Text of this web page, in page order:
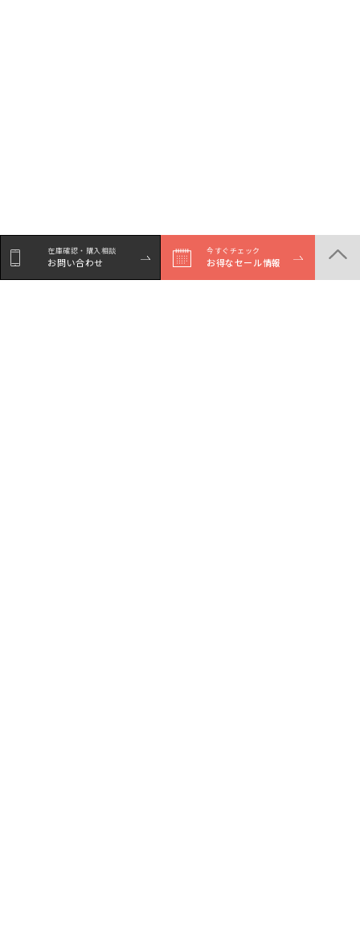
在庫確認・購入相談
お問い合わせ
今すぐチェック
お得なセール情報
在庫確認・購入相談
お問い合わせ
今すぐチェック
お得なセール情報